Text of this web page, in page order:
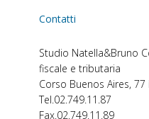
Contatti
Studio Natella&Bruno
fiscale e tributaria
Corso Buenos Aires, 77
Tel.02.749.11.87
Fax.02.749.11.89